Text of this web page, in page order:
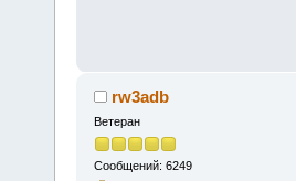
rw3adb
Ветеран
Сообщений: 6249